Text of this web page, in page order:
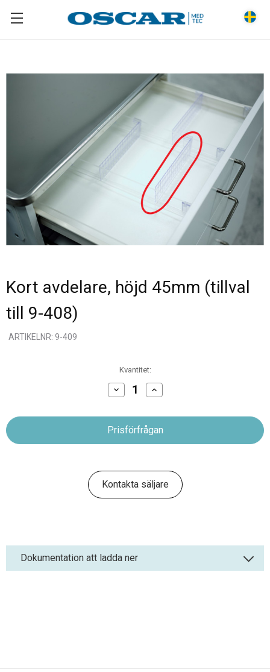
Kort avdelare, höjd 45mm (tillval
till 9-408)
ARTIKELNR: 9-409
Kvantitet:
Minska
antalet
avdelare,
höjd
(tillval
Öka
antalet
avdelare,
höjd
45mm
(tillval
Kontakta säljare
Dokumentation att ladda ner